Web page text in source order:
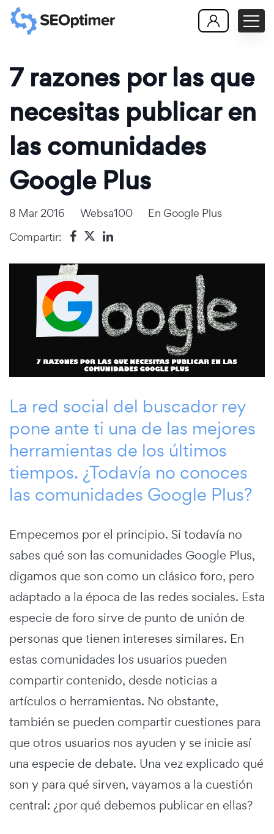
7 razones por las que
necesitas publicar en
las comunidades
Google Plus
8 Mar 2016 Websa100 En Google Plus
Compartir:
La red social del buscador rey
pone ante ti una de las mejores
herramientas de los últimos
tiempos. ¿Todavía no conoces
las comunidades Google Plus?
Empecemos por el principio. Si todavía no
sabes qué son las comunidades Google Plus,
digamos que son como un clásico foro, pero
adaptado a la época de las redes sociales. Esta
especie de foro sirve de punto de unión de
personas que tienen intereses similares. En
estas comunidades los usuarios pueden
compartir contenido, desde noticias a
artículos o herramientas. No obstante,
también se pueden compartir cuestiones para
que otros usuarios nos ayuden y se inicie así
una especie de debate. Una vez explicado qué
son y para qué sirven, vayamos a la cuestión
central: ¿por qué debemos publicar en ellas?